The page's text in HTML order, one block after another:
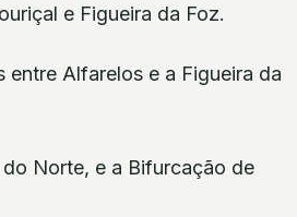
e Figueira da Foz.
entre Alfarelos e a Figueira da
Norte, e a Bifurcação de